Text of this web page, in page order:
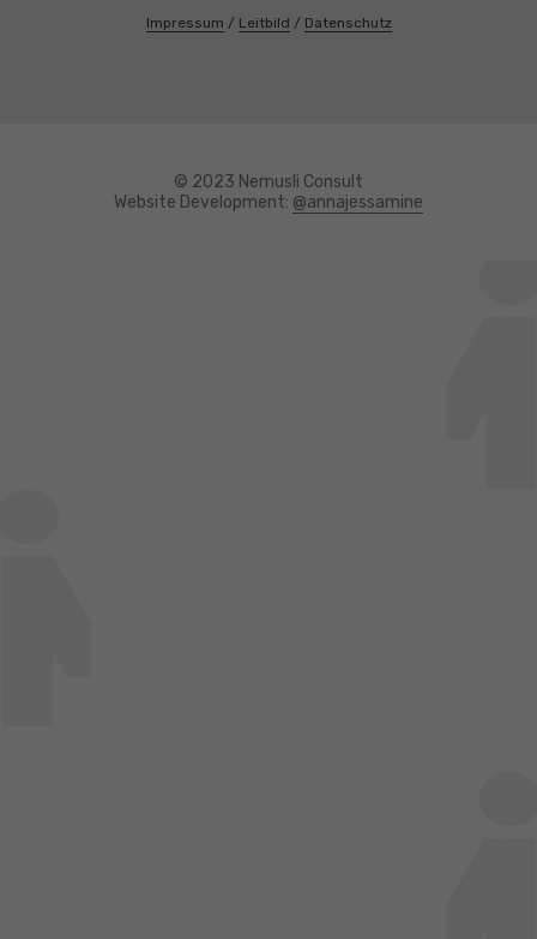
Impressum / Leitbild / Datenschutz
© 2023 Nemusli Consult
Website Development: @annajessamine